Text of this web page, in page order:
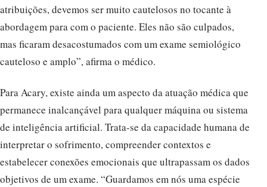
atribuições, devemos ser muito cautelosos no tocante à
abordagem para com o paciente. Eles não são culpados,
mas ficaram desacostumados com um exame semiológico
cauteloso e amplo”, afirma o médico.
Para Acary, existe ainda um aspecto da atuação médica que
permanece inalcançável para qualquer máquina ou sistema
de inteligência artificial. Trata-se da capacidade humana de
interpretar o sofrimento, compreender contextos e
estabelecer conexões emocionais que ultrapassam os dados
objetivos de um exame. “Guardamos em nós uma espécie